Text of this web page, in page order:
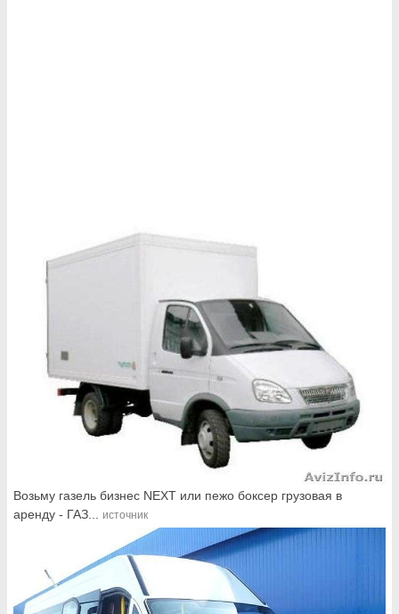
Возьму газель бизнес NEXT или пежо боксер грузовая в
аренду - ГАЗ... источник